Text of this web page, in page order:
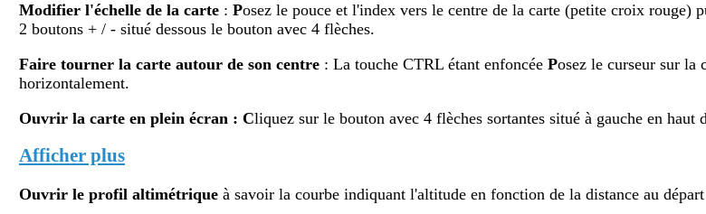
Modifier l'échelle de la carte :Posez le pouce et l'index vers le centre de la carte (petite croix rouge)
2 boutons + / - situé dessous le bouton avec 4 flèches.
Faire tourner la carte autour de son centre : La touche CTRL étant enfoncéePosez le curseur sur la
horizontalement.
Ouvrir la carte en plein écran :Cliquez sur le bouton avec 4 flèches sortantes situé à gauche en haut
Afficher plus
Ouvrir le profil altimétrique à savoir la courbe indiquant l'altitude en fonction de la distance au